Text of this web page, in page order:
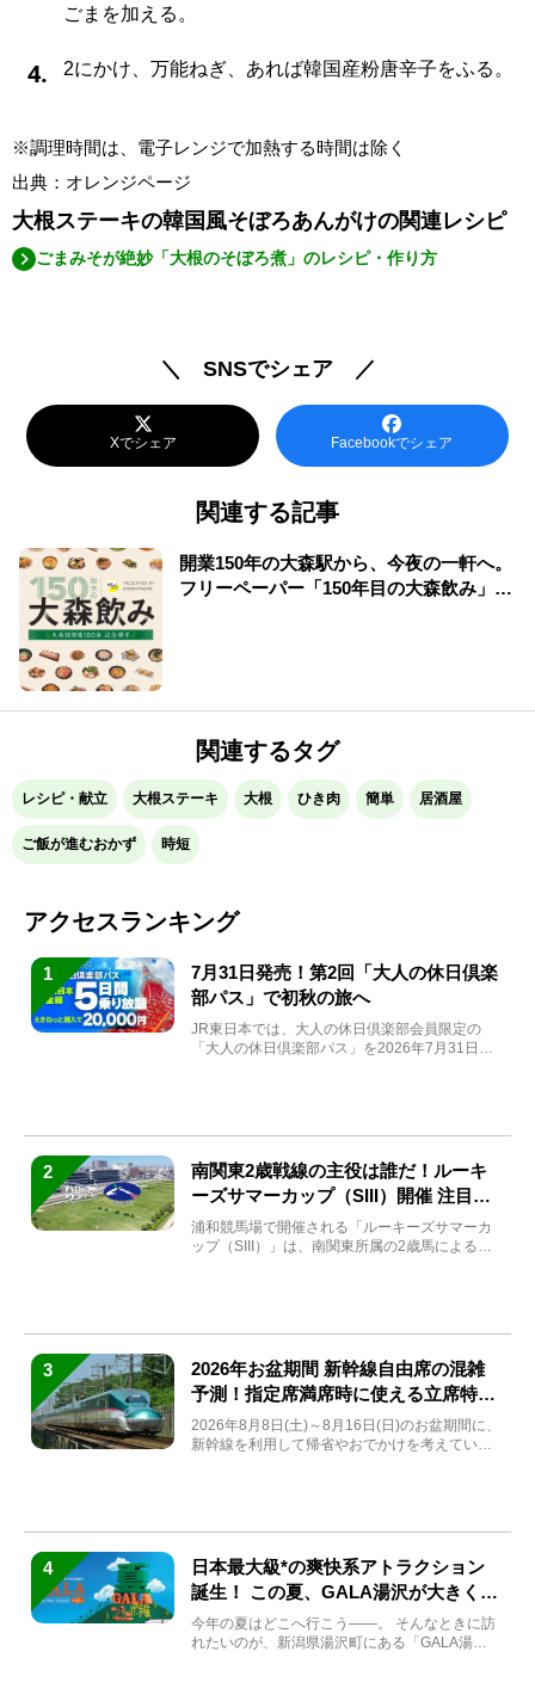
ごまを加える。
4. 2にかけ、万能ねぎ、あれば韓国産粉唐辛子をふる。
※調理時間は、電子レンジで加熱する時間は除く
出典：オレンジページ
大根ステーキの韓国風そぼろあんがけの関連レシピ
ごまみそが絶妙「大根のそぼろ煮」のレシピ・作り方
＼ SNSでシェア ／
Xでシェア Facebookでシェア
関連する記事
開業150年の大森駅から、今夜の一軒へ。
フリーペーパー「150年目の大森飲み」誕
関連するタグ
レシピ・献立 大根ステーキ 大根 ひき肉 簡単 居酒屋
ご飯が進むおかず 時短
アクセスランキング
1
7月31日発売！第2回「大人の休日倶楽
部パス」で初秋の旅へ
JR東日本では、大人の休日倶楽部会員限定の
「大人の休日倶楽部パス」を2026年7月31日
2
南関東2歳戦線の主役は誰だ！ルーキ
ーズサマーカップ（SIII）開催 注目馬
と見どころをチェック
浦和競馬場で開催される「ルーキーズサマーカ
ップ（SIII）」は、南関東所属の2歳馬による注
3
2026年お盆期間 新幹線自由席の混雑
予測！指定席満席時に使える立席特急
券も解説
2026年8月8日(土)～8月16日(日)のお盆期間に、
新幹線を利用して帰省やおでかけを考えている
4
日本最大級*の爽快系アトラクション
誕生！ この夏、GALA湯沢が大きく生
まれ変わる
今年の夏はどこへ行こう――。 そんなときに訪
れたいのが、新潟県湯沢町にある「GALA湯